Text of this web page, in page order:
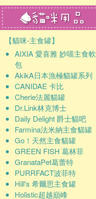
【貓咪-主食罐】
AIXIA 愛喜雅 妙喵主食軟
包
AkikA日本漁極貓罐系列
CANIDAE 卡比
Cherie法麗貓罐
Dr.Link林克博士
Daily Delight 爵士貓吧
Farmina法米納主食貓罐
Go！天然主食貓罐
GREEN FISH 葛林菲
GranataPet葛蕾特
PURRFACT波菲特
Hill's 希爾思主食罐
Holistic超越巔峰